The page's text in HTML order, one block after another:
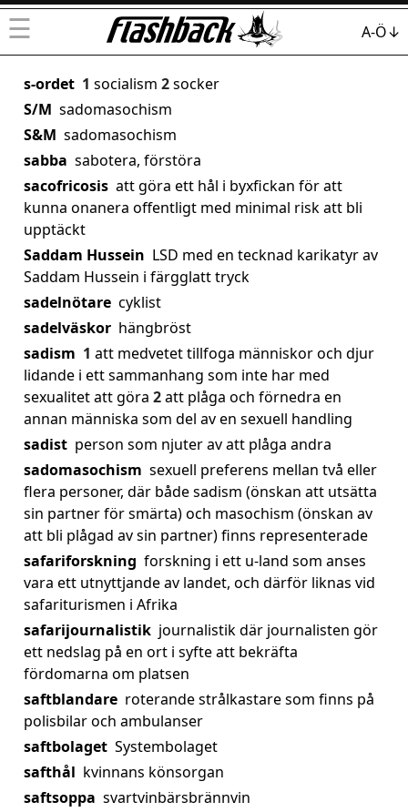
☰ A-Ö↓
s-ordet 1 socialism 2socker
S/M sadomasochism
S&M sadomasochism
sabba sabotera, förstöra
sacofricosis att göra ett hål i byxfickan för att
kunna onanera offentligt med minimal risk att bli
upptäckt
Saddam Hussein LSD med en tecknad karikatyr av
Saddam Hussein i färgglatt tryck
sadelnötare cyklist
sadelväskor hängbröst
sadism 1 att medvetet tillfoga människor och djur
lidande i ett sammanhang som inte har med
sexualitet att göra 2att plåga och förnedra en
annan människa som del av en sexuell handling
sadist person som njuter av att plåga andra
sadomasochism sexuell preferens mellan två eller
flera personer, där både sadism (önskan att utsätta
sin partner för smärta) och masochism (önskan av
att bli plågad av sin partner) finns representerade
safariforskning forskning i ett u-land som anses
vara ett utnyttjande av landet, och därför liknas vid
safariturismen i Afrika
safarijournalistik journalistik där journalisten gör
ett nedslag på en ort i syfte att bekräfta
fördomarna om platsen
saftblandare roterande strålkastare som finns på
polisbilar och ambulanser
saftbolaget Systembolaget
safthål kvinnans könsorgan
saftsoppa svartvinbärsbrännvin